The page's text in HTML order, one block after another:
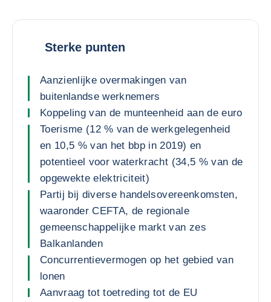
Sterke punten
Aanzienlijke overmakingen van
buitenlandse werknemers
Koppeling van de munteenheid aan de euro
Toerisme (12 % van de werkgelegenheid
en 10,5 % van het bbp in 2019) en
potentieel voor waterkracht (34,5 % van de
opgewekte elektriciteit)
Partij bij diverse handelsovereenkomsten,
waaronder CEFTA, de regionale
gemeenschappelijke markt van zes
Balkanlanden
Concurrentievermogen op het gebied van
lonen
Aanvraag tot toetreding tot de EU